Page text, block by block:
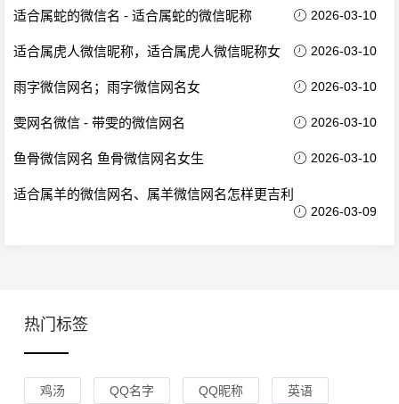
适合属蛇的微信名 - 适合属蛇的微信昵称 2026-03-10
适合属虎人微信昵称，适合属虎人微信昵称女 2026-03-10
雨字微信网名；雨字微信网名女 2026-03-10
雯网名微信 - 带雯的微信网名 2026-03-10
鱼骨微信网名 鱼骨微信网名女生 2026-03-10
适合属羊的微信网名、属羊微信网名怎样更吉利
2026-03-09
热门标签
鸡汤 QQ名字 QQ昵称 英语